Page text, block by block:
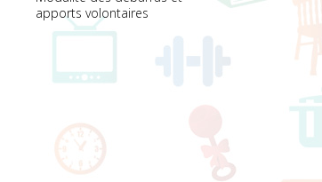
apports volontaires